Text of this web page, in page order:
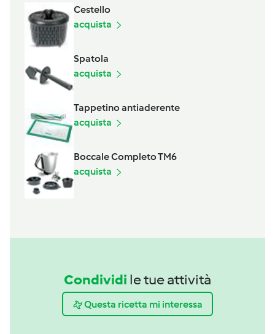
Cestello
acquista
Spatola
acquista
Tappetino antiaderente
acquista
Boccale Completo TM6
acquista
Condividi le tue attività
Questa ricetta mi interessa